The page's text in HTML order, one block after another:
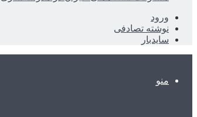
ورود
نوشته تصادفی
سایدبار
منو